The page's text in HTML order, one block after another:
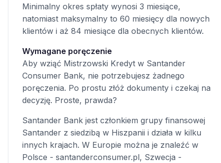
Minimalny okres spłaty wynosi 3 miesiące,
natomiast maksymalny to 60 miesięcy dla nowych
klientów i aż 84 miesiące dla obecnych klientów.
Wymagane poręczenie
Aby wziąć Mistrzowski Kredyt w Santander
Consumer Bank, nie potrzebujesz żadnego
poręczenia. Po prostu złóż dokumenty i czekaj na
decyzję. Proste, prawda?
Santander Bank jest członkiem grupy finansowej
Santander z siedzibą w Hiszpanii i działa w kilku
innych krajach. W Europie można je znaleźć w
Polsce - santanderconsumer.pl, Szwecja -